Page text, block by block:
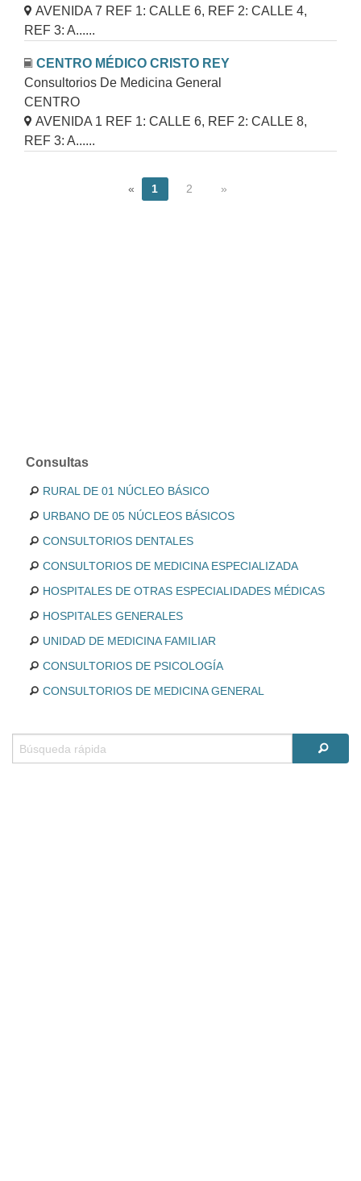
AVENIDA 7 REF 1: CALLE 6, REF 2: CALLE 4,
REF 3: A......
CENTRO MÉDICO CRISTO REY
Consultorios De Medicina General
CENTRO
AVENIDA 1 REF 1: CALLE 6, REF 2: CALLE 8,
REF 3: A......
« 1 2 »
Consultas
RURAL DE 01 NÚCLEO BÁSICO
URBANO DE 05 NÚCLEOS BÁSICOS
CONSULTORIOS DENTALES
CONSULTORIOS DE MEDICINA ESPECIALIZADA
HOSPITALES DE OTRAS ESPECIALIDADES MÉDICAS
HOSPITALES GENERALES
UNIDAD DE MEDICINA FAMILIAR
CONSULTORIOS DE PSICOLOGÍA
CONSULTORIOS DE MEDICINA GENERAL